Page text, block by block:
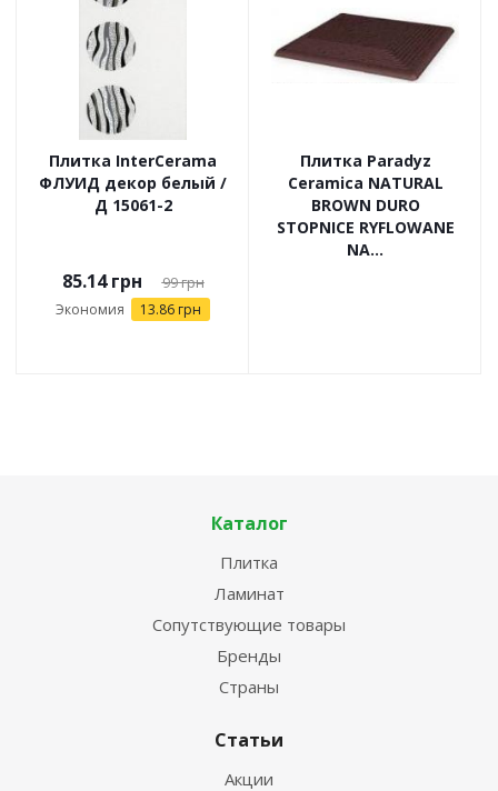
Плитка InterCerama
ФЛУИД декор белый /
Д 15061-2
85.14грн 99грн
Экономия 13.86 грн
Плитка Paradyz
Ceramica NATURAL
BROWN DURO
STOPNICE RYFLOWANE
NA...
Каталог
Плитка
Ламинат
Сопутствующие товары
Бренды
Страны
Статьи
Акции